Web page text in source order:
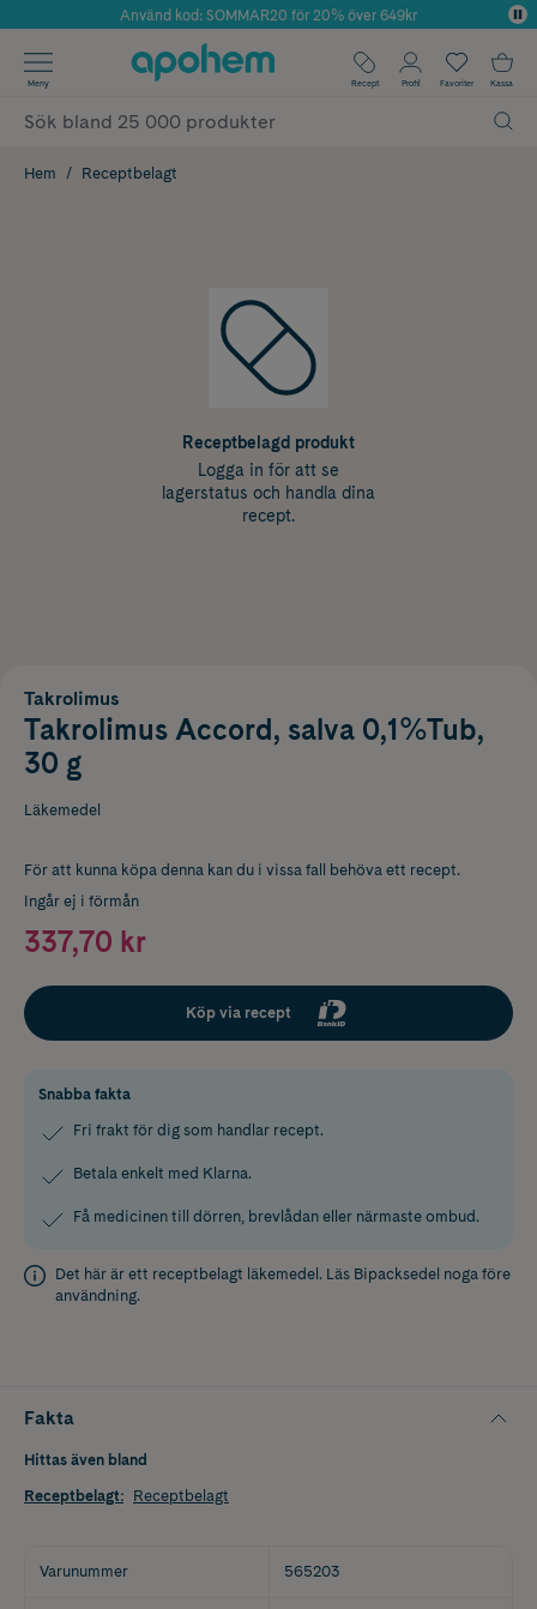
Årets Butik 2025 inom Skönhet
Använd kod: SOMMAR20 för 20% över 649kr
✓ Fri frakt
✓ Poäng på alla köp*
Meny Recept Profil Favoriter Kassa
Hem Receptbelagt
Receptbelagd produkt
Logga in för att se
lagerstatus och handla dina
recept.
Takrolimus
Takrolimus Accord, salva 0,1%Tub,
30 g
Läkemedel
För att kunna köpa denna kan du i vissa fall behöva ett recept.
Ingår ej i förmån
337,70 kr
Köp via recept
Snabba fakta
Fri frakt för dig som handlar recept.
Betala enkelt med Klarna.
Få medicinen till dörren, brevlådan eller närmaste ombud.
Det här är ett receptbelagt läkemedel. Läs Bipacksedel noga före
användning.
Fakta
Hittas även bland
Receptbelagt: Receptbelagt
Varunummer 565203